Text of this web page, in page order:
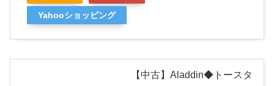
Yahooショッピング
【中古】Aladdin◆トースタ